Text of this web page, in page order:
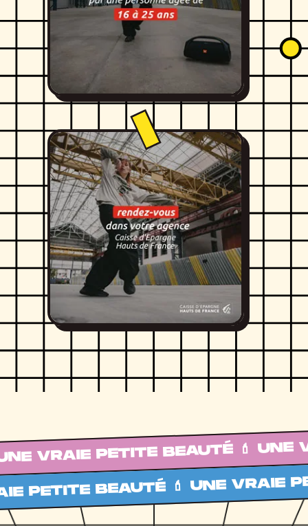
VRAIE PETITE BEAUTÉ 💄
PETITE BEAUTÉ 💄 UNE